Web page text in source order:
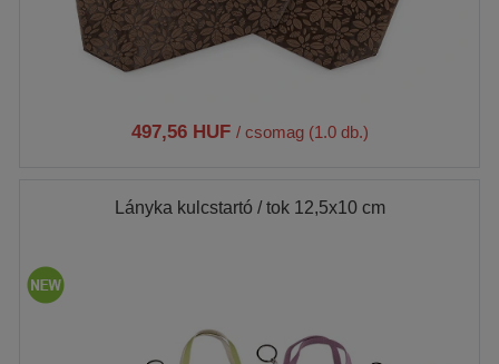
497,56 HUF / csomag (1.0 db.)
Lányka kulcstartó / tok 12,5x10 cm